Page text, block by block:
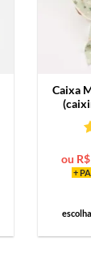
Caixa
ou R$
+